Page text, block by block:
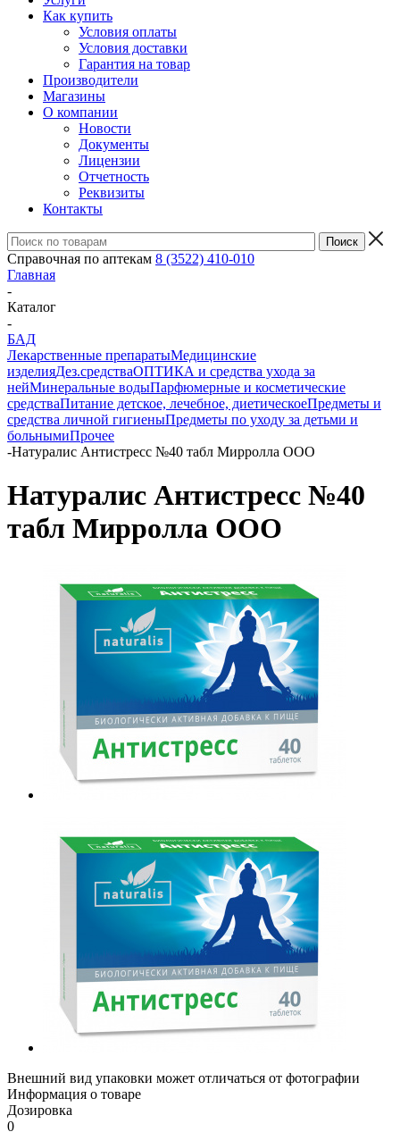
Как купить
Условия оплаты
Условия доставки
Гарантия на товар
Производители
Магазины
О компании
Новости
Документы
Лицензии
Отчетность
Реквизиты
Контакты
Справочная по аптекам 8 (3522) 410-010
Главная
-
Каталог
-
БАД
Лекарственные препаратыМедицинские
изделияДез.средстваОПТИКА и средства ухода за
нейМинеральные водыПарфюмерные и косметические
средстваПитание детское, лечебное, диетическоеПредметы и
средства личной гигиеныПредметы по уходу за детьми и
больнымиПрочее
-Натуралис Антистресс №40 табл Мирролла ООО
Натуралис Антистресс №40
табл Мирролла ООО
Внешний вид упаковки может отличаться от фотографии
Информация о товаре
Дозировка
0